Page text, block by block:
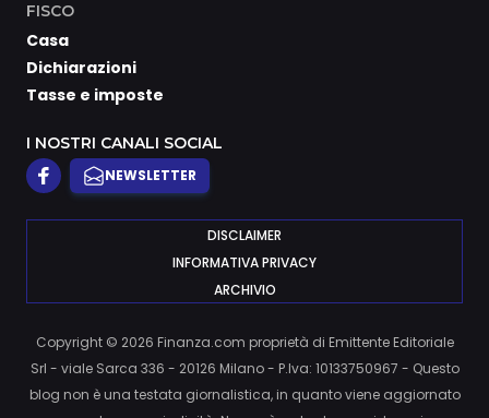
FISCO
Casa
Dichiarazioni
Tasse e imposte
I NOSTRI CANALI SOCIAL
NEWSLETTER
DISCLAIMER
INFORMATIVA PRIVACY
ARCHIVIO
Copyright © 2026 Finanza.com proprietà di Emittente Editoriale
Srl - viale Sarca 336 - 20126 Milano - P.Iva: 10133750967 - Questo
blog non è una testata giornalistica, in quanto viene aggiornato